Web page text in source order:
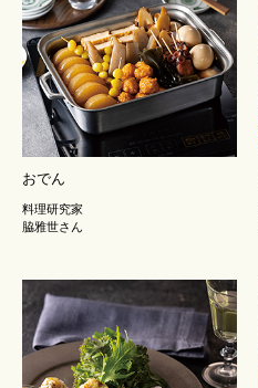
おでん
料理研究家
脇雅世さん